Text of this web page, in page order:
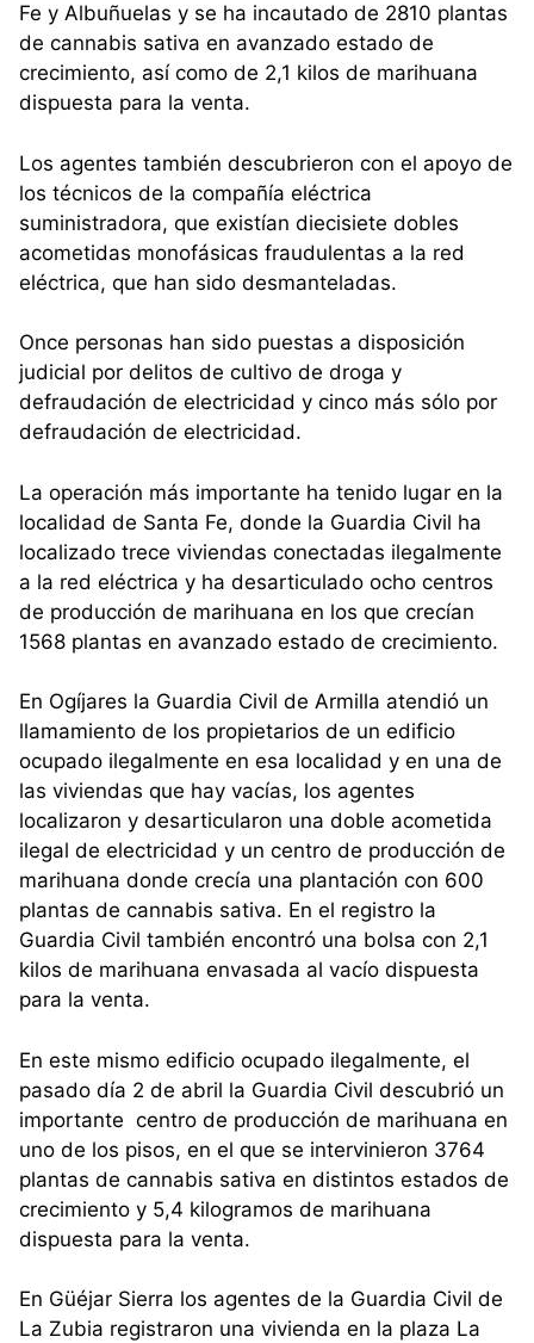
Fe y Albuñuelas y se ha incautado de 2810 plantas
de cannabis sativa en avanzado estado de
crecimiento, así como de 2,1 kilos de marihuana
dispuesta para la venta.
Los agentes también descubrieron con el apoyo de
los técnicos de la compañía eléctrica
suministradora, que existían diecisiete dobles
acometidas monofásicas fraudulentas a la red
eléctrica, que han sido desmanteladas.
Once personas han sido puestas a disposición
judicial por delitos de cultivo de droga y
defraudación de electricidad y cinco más sólo por
defraudación de electricidad.
La operación más importante ha tenido lugar en la
localidad de Santa Fe, donde la Guardia Civil ha
localizado trece viviendas conectadas ilegalmente
a la red eléctrica y ha desarticulado ocho centros
de producción de marihuana en los que crecían
1568 plantas en avanzado estado de crecimiento.
En Ogíjares la Guardia Civil de Armilla atendió un
llamamiento de los propietarios de un edificio
ocupado ilegalmente en esa localidad y en una de
las viviendas que hay vacías, los agentes
localizaron y desarticularon una doble acometida
ilegal de electricidad y un centro de producción de
marihuana donde crecía una plantación con 600
plantas de cannabis sativa. En el registro la
Guardia Civil también encontró una bolsa con 2,1
kilos de marihuana envasada al vacío dispuesta
para la venta.
En este mismo edificio ocupado ilegalmente, el
pasado día 2 de abril la Guardia Civil descubrió un
importante centro de producción de marihuana en
uno de los pisos, en el que se intervinieron 3764
plantas de cannabis sativa en distintos estados de
crecimiento y 5,4 kilogramos de marihuana
dispuesta para la venta.
En Güéjar Sierra los agentes de la Guardia Civil de
La Zubia registraron una vivienda en la plaza La